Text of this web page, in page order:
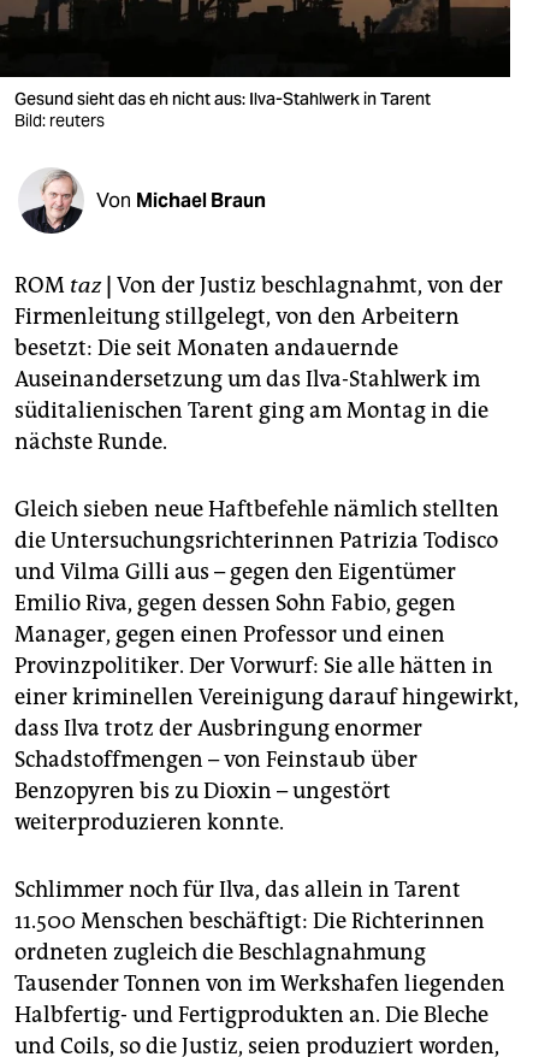
verlag
verlag
veranstaltungen
shop
fragen & hilfe
unterstützen
abo
genossenschaft
epaper login
Gesund sieht das eh nicht aus: Ilva-Stahlwerk in Tarent
Bild: reuters
Von Michael Braun
ROM taz Von der Justiz beschlagnahmt, von der
Firmenleitung stillgelegt, von den Arbeitern
besetzt: Die seit Monaten andauernde
Auseinandersetzung um das Ilva-Stahlwerk im
süditalienischen Tarent ging am Montag in die
nächste Runde.
Gleich sieben neue Haftbefehle nämlich stellten
die Untersuchungsrichterinnen Patrizia Todisco
und Vilma Gilli aus – gegen den Eigentümer
Emilio Riva, gegen dessen Sohn Fabio, gegen
Manager, gegen einen Professor und einen
Provinzpolitiker. Der Vorwurf: Sie alle hätten in
einer kriminellen Vereinigung darauf hingewirkt,
dass Ilva trotz der Ausbringung enormer
Schadstoffmengen – von Feinstaub über
Benzopyren bis zu Dioxin – ungestört
weiterproduzieren konnte.
Schlimmer noch für Ilva, das allein in Tarent
11.500 Menschen beschäftigt: Die Richterinnen
ordneten zugleich die Beschlagnahmung
Tausender Tonnen von im Werkshafen liegenden
Halbfertig- und Fertigprodukten an. Die Bleche
und Coils, so die Justiz, seien produziert worden,